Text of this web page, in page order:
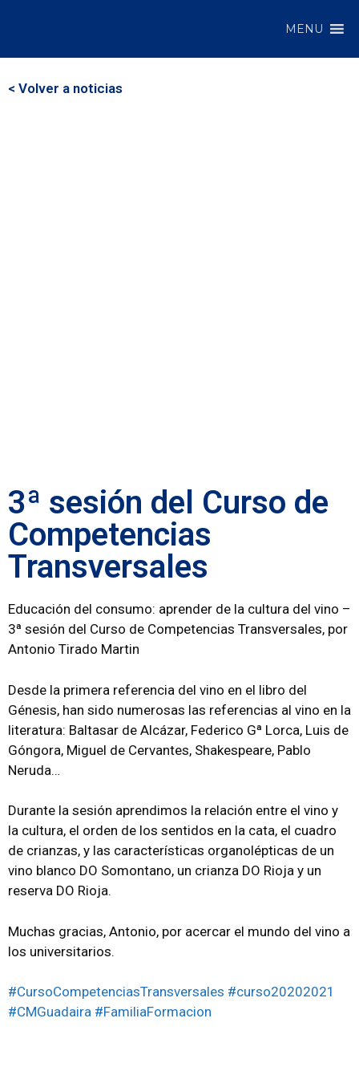
MENU
< Volver a noticias
3ª sesión del Curso de
Competencias
Transversales
Educación del consumo: aprender de la cultura del vino –
3ª sesión del Curso de Competencias Transversales, por
Antonio Tirado Martin
Desde la primera referencia del vino en el libro del
Génesis, han sido numerosas las referencias al vino en la
literatura: Baltasar de Alcázar, Federico Gª Lorca, Luis de
Góngora, Miguel de Cervantes, Shakespeare, Pablo
Neruda…
Durante la sesión aprendimos la relación entre el vino y
la cultura, el orden de los sentidos en la cata, el cuadro
de crianzas, y las características organolépticas de un
vino blanco DO Somontano, un crianza DO Rioja y un
reserva DO Rioja.
Muchas gracias, Antonio, por acercar el mundo del vino a
los universitarios.
#CursoCompetenciasTransversales #curso20202021
#CMGuadaira #FamiliaFormacion